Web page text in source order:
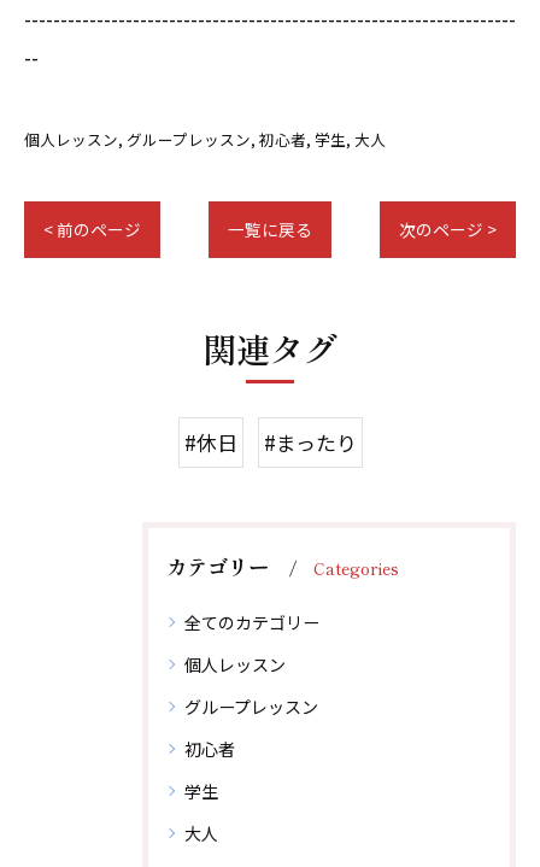
--------------------------------------------------------------------
--
個人レッスン グループレッスン 初心者 学生 大人
< 前のページ 一覧に戻る 次のページ >
関連タグ
#休日 #まったり
カテゴリー Categories
全てのカテゴリー
個人レッスン
グループレッスン
初心者
学生
大人